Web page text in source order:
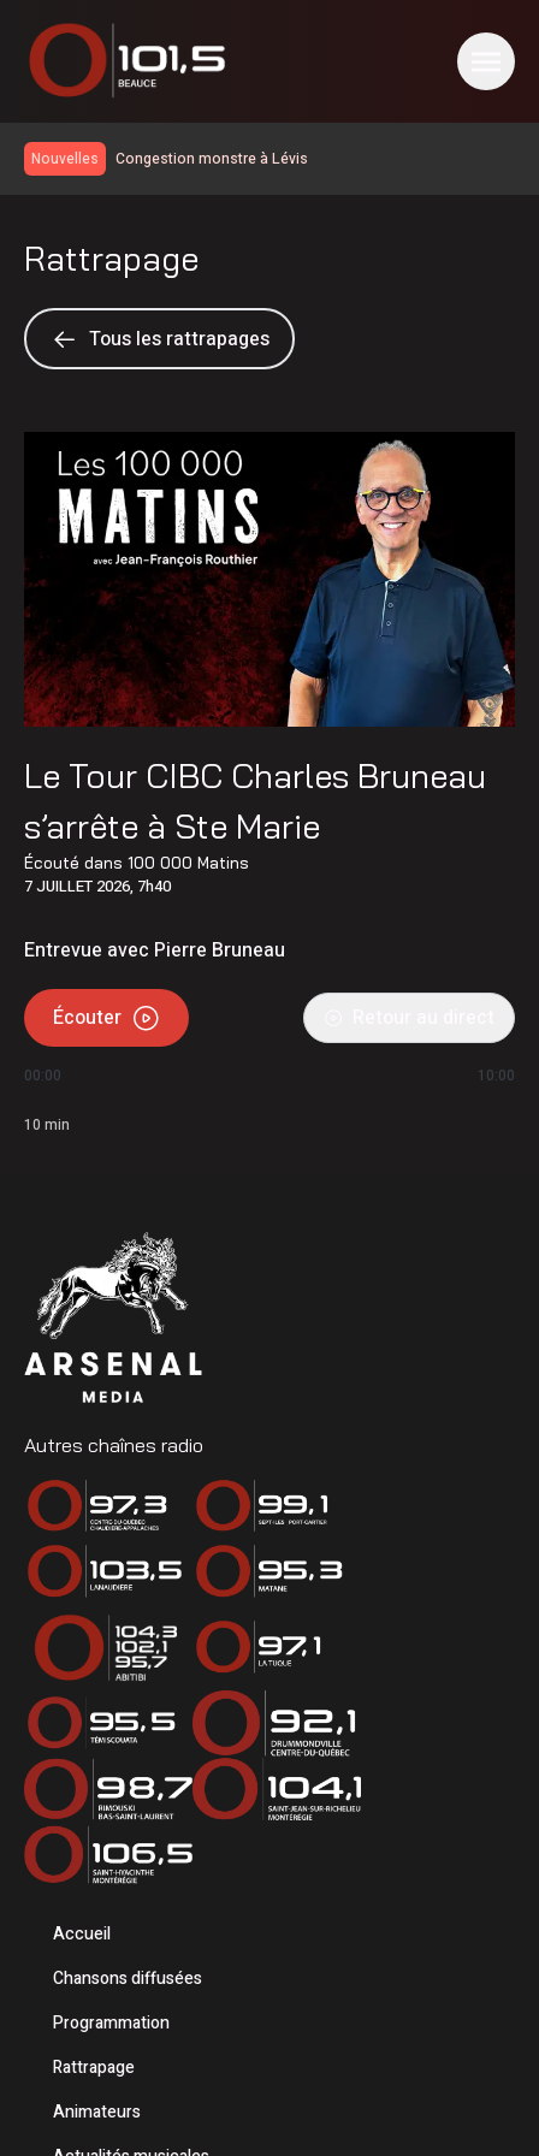
Nouvelles
Congestion monstre à Lévis
Un homme de Lévis s’en prend aux policiers, à la DPJ et à
du personnel judiciaire
Nuit occupée pour les pompiers de Sainte-Marie
Réservoir d’eau de Frampton | La réparation temporaire
Les Éleveurs de porcs de la Beauce soulignent leur 60e
anniversaire
Achalandage record à Nashville en Beauce
Rattrapage
Tous les rattrapages
Le Tour CIBC Charles Bruneau
s’arrête à Ste Marie
Écouté dans 100 000 Matins
7 JUILLET 2026, 7h40
Entrevue avec Pierre Bruneau
Écouter
00:00 10:00
10 min
Autres chaînes radio
Accueil
Chansons diffusées
Programmation
Rattrapage
Animateurs